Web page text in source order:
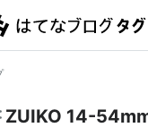
ZUIKO 14-